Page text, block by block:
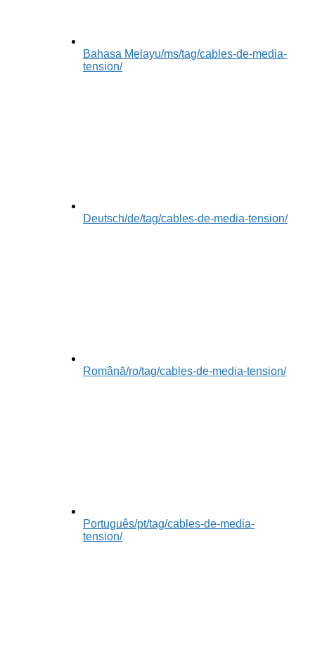
Bahasa Melayu/ms/tag/cables-de-media-
tension/
Deutsch/de/tag/cables-de-media-tension/
Română/ro/tag/cables-de-media-tension/
Português/pt/tag/cables-de-media-
tension/